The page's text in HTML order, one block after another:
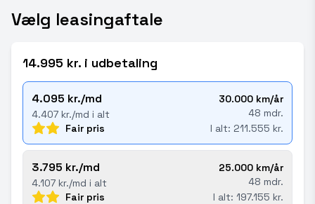
Vælg leasingaftale
14.995 kr. i udbetaling
4.095 kr./md
4.407 kr./md i alt
30.000 km/år
48 mdr.
Fair pris
I alt: 211.555 kr.
3.795 kr./md
4.107 kr./md i alt
25.000 km/år
48 mdr.
Fair pris
I alt: 197.155 kr.